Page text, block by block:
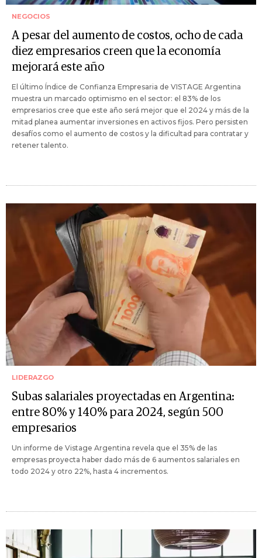
NEGOCIOS
A pesar del aumento de costos, ocho de cada
diez empresarios creen que la economía
mejorará este año
El último Índice de Confianza Empresaria de VISTAGE Argentina
muestra un marcado optimismo en el sector: el 83% de los
empresarios cree que este año será mejor que el 2024 y más de la
mitad planea aumentar inversiones en activos fijos. Pero persisten
desafíos como el aumento de costos y la dificultad para contratar y
retener talento.
LIDERAZGO
Subas salariales proyectadas en Argentina:
entre 80% y 140% para 2024, según 500
empresarios
Un informe de Vistage Argentina revela que el 35% de las
empresas proyecta haber dado más de 6 aumentos salariales en
todo 2024 y otro 22%, hasta 4 incrementos.